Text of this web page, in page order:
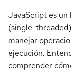
JavaScript es un
(single-
manejar
ejecución.
comprender